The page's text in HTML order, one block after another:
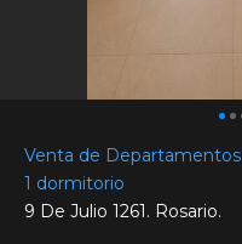
Venta de Departamentos
1 dormitorio
9 De Julio 1261. Rosario.